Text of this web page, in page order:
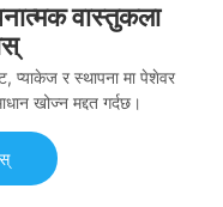
वास्तुकला
र स्थापना मा पेशेवर
खोज्न मद्दत गर्दछ।